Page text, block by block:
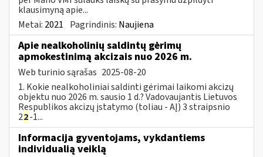
klausimyną apie...
Metai: 2021 Pagrindinis: Naujiena
Apie nealkoholinių saldintų gėrimų
apmokestinimą akcizais nuo 2026 m.
Web turinio sąrašas 2025-08-20
1. Kokie nealkoholiniai saldinti gėrimai laikomi akcizų
objektu nuo 2026 m. sausio 1 d.? Vadovaujantis Lietuvos
Respublikos akcizų įstatymo (toliau - AĮ) 3 straipsnio
22-1...
Informacija gyventojams, vykdantiems
individualią veiklą